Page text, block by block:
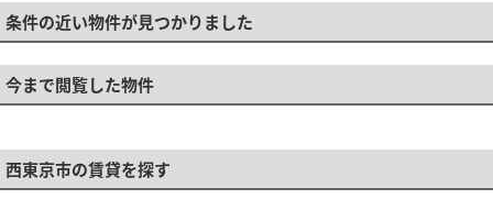
条件の近い物件が見つかりました
今まで閲覧した物件
西東京市の賃貸を探す